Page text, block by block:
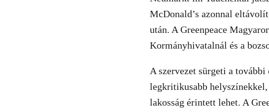
McDonald’s azonnal
után. A Greenpeace
Kormányhivatalnál és a
A szervezet sürgeti a
legkritikusabb
lakosság érintett lehet. A